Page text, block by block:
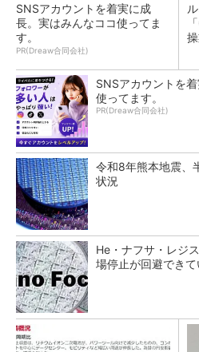
SNSアカウントを着実に成
長。実はみんなココ使ってま
す。
PR(Dreaw合同会社)
SNSアカウントを
使ってます。
PR(Dreaw合同会社)
令和8年熊本地震、
状況
He・ナフサ・レジ
場停止が回避でき